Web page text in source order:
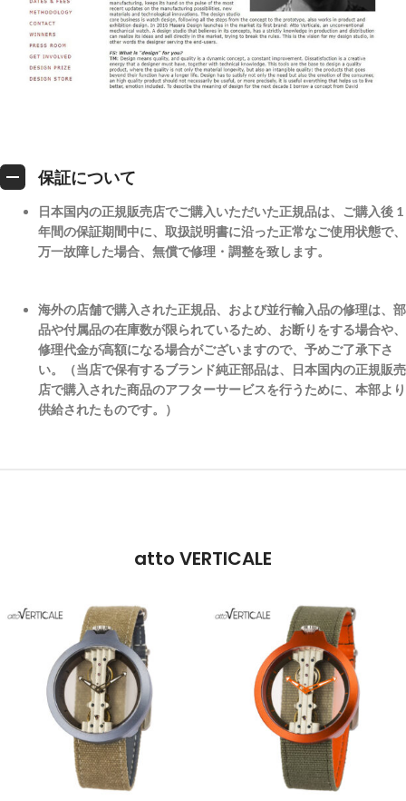
保証について
日本国内の正規販売店でご購入いただいた正規品は、ご購入後 1
年間の保証期間中に、取扱説明書に沿った正常なご使用状態で、
万一故障した場合、無償で修理・調整を致します。
海外の店舗で購入された正規品、および並行輸入品の修理は、部
品や付属品の在庫数が限られているため、お断りをする場合や、
修理代金が高額になる場合がございますので、予めご了承下さ
い。（当店で保有するブランド純正部品は、日本国内の正規販売
店で購入された商品のアフターサービスを行うために、本部より
供給されたものです。）
atto VERTICALE